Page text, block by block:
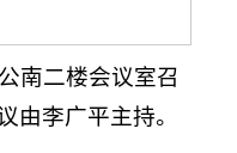
南二楼会议室召
由李广平主持。